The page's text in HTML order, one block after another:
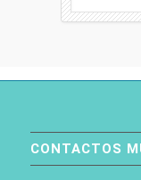
CONTACTOS